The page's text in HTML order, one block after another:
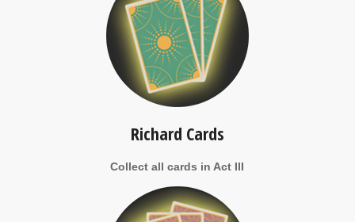
Richard Cards
Collect all cards in Act III